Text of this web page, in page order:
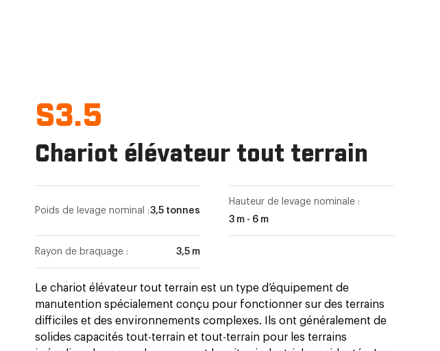
S3.5
Chariot élévateur tout terrain
Poids de levage nominal :3,5 tonnes
Hauteur de levage nominale :
3 m - 6 m
Rayon de braquage : 3,5 m
Le chariot élévateur tout terrain est un type d’équipement de
manutention spécialement conçu pour fonctionner sur des terrains
difficiles et des environnements complexes. Ils ont généralement de
solides capacités tout-terrain et tout-terrain pour les terrains